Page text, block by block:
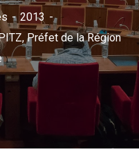
2013
Préfet de la Région